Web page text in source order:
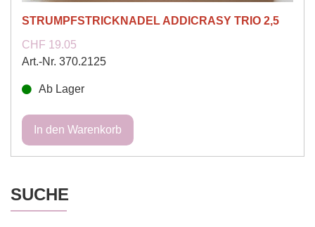
STRUMPFSTRICKNADEL ADDICRASY TRIO 2,5
CHF 19.05
Art.-Nr. 370.2125
Ab Lager
SUCHE